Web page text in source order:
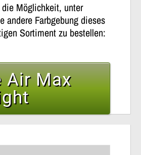
Möglichkeit, unter
andere Farbgebung dieses
Sortiment zu bestellen:
Air Max